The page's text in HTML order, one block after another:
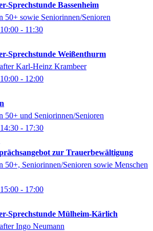
Sprechstunde Bassenheim
50+ sowie Seniorinnen/Senioren
10:00 - 11:30
Sprechstunde Weißenthurm
Karl-Heinz Krambeer
10:00 - 12:00
50+ und Seniorinnen/Senioren
14:30 - 17:30
zur Trauerbewältigung
50+, Seniorinnen/Senioren sowie Menschen
15:00 - 17:00
Sprechstunde Mülheim-Kärlich
Ingo Neumann